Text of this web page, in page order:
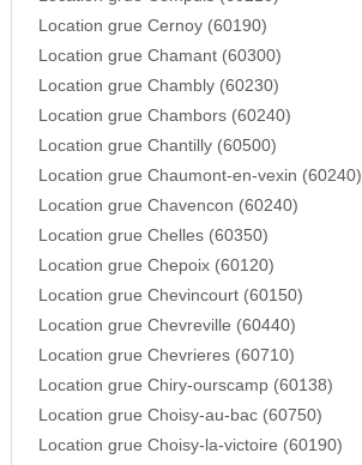
Location grue Cernoy (60190)
Location grue Chamant (60300)
Location grue Chambly (60230)
Location grue Chambors (60240)
Location grue Chantilly (60500)
Location grue Chaumont-en-vexin (60240)
Location grue Chavencon (60240)
Location grue Chelles (60350)
Location grue Chepoix (60120)
Location grue Chevincourt (60150)
Location grue Chevreville (60440)
Location grue Chevrieres (60710)
Location grue Chiry-ourscamp (60138)
Location grue Choisy-au-bac (60750)
Location grue Choisy-la-victoire (60190)